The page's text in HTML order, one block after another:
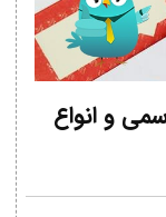
و انواع